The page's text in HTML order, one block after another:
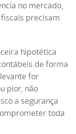
no mercado,
precisam
hipotética
de forma
for
pior, não
a segurança
toda